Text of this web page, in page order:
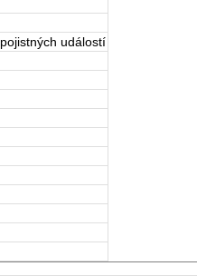
událostí